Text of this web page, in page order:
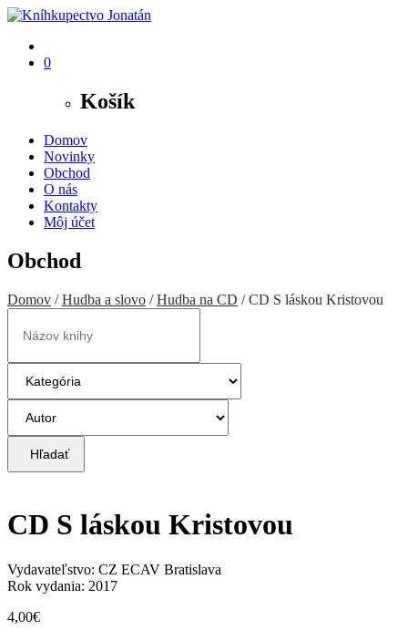
0
Košík
Domov
Novinky
Obchod
O nás
Kontakty
Môj účet
Obchod
Domov /Hudba a slovo /Hudba na CD / CD S láskou Kristovou
Hľadať
CD S láskou Kristovou
Vydavateľstvo: CZ ECAV Bratislava
Rok vydania: 2017
4,00€